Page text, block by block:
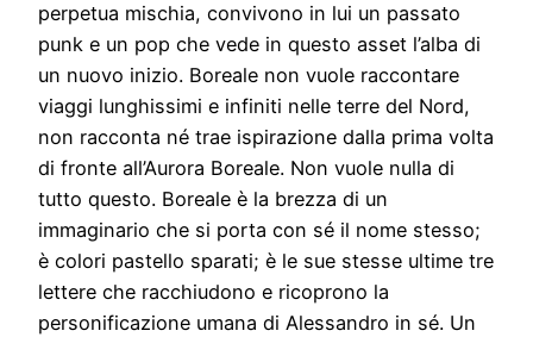
perpetua mischia, convivono in lui un passato
punk e un pop che vede in questo asset l’alba di
un nuovo inizio. Boreale non vuole raccontare
viaggi lunghissimi e infiniti nelle terre del Nord,
non racconta né trae ispirazione dalla prima volta
di fronte all’Aurora Boreale. Non vuole nulla di
tutto questo. Boreale è la brezza di un
immaginario che si porta con sé il nome stesso;
è colori pastello sparati; è le sue stesse ultime tre
lettere che racchiudono e ricoprono la
personificazione umana di Alessandro in sé. Un